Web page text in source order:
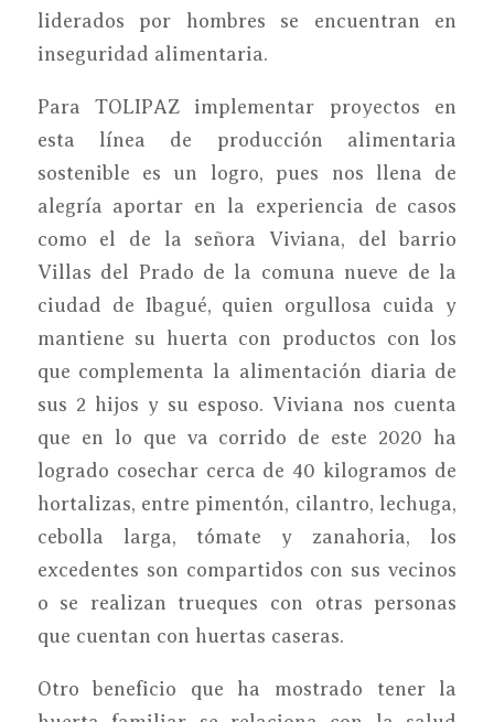
liderados por hombres se encuentran en
inseguridad alimentaria.
Para TOLIPAZ implementar proyectos en
esta línea de producción alimentaria
sostenible es un logro, pues nos llena de
alegría aportar en la experiencia de casos
como el de la señora Viviana, del barrio
Villas del Prado de la comuna nueve de la
ciudad de Ibagué, quien orgullosa cuida y
mantiene su huerta con productos con los
que complementa la alimentación diaria de
sus 2 hijos y su esposo. Viviana nos cuenta
que en lo que va corrido de este 2020 ha
logrado cosechar cerca de 40 kilogramos de
hortalizas, entre pimentón, cilantro, lechuga,
cebolla larga, tómate y zanahoria, los
excedentes son compartidos con sus vecinos
o se realizan trueques con otras personas
que cuentan con huertas caseras.
Otro beneficio que ha mostrado tener la